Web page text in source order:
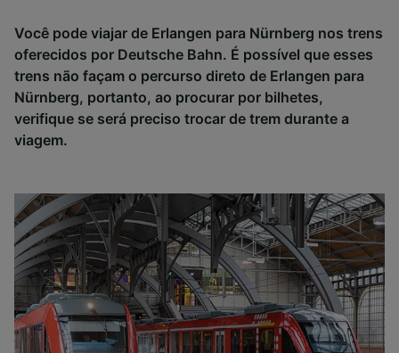
Você pode viajar de Erlangen para Nürnberg nos trens
oferecidos por Deutsche Bahn. É possível que esses
trens não façam o percurso direto de Erlangen para
Nürnberg, portanto, ao procurar por bilhetes,
verifique se será preciso trocar de trem durante a
viagem.